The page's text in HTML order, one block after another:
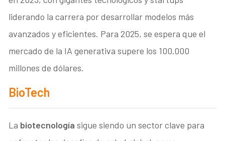
liderando la carrera por desarrollar modelos más
avanzados y eficientes. Para 2025, se espera que el
mercado de la IA generativa supere los 100.000
millones de dólares.
BioTech
La biotecnología sigue siendo un sector clave para